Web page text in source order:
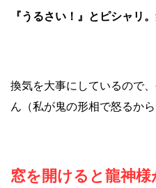
『うるさい！』とピシャリ
換気を大事にしているので
ん（私が鬼の形相で怒るから
窓を開けると龍神